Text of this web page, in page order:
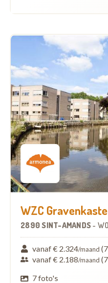
WZC
2890 SINT-AMANDS -
vanaf € 2.324/maand
vanaf € 2.188/maand
7 foto's